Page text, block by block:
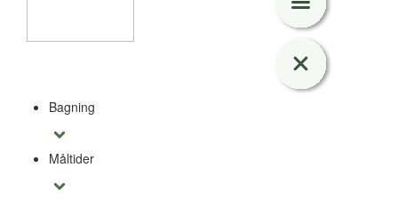
Bagning
Måltider